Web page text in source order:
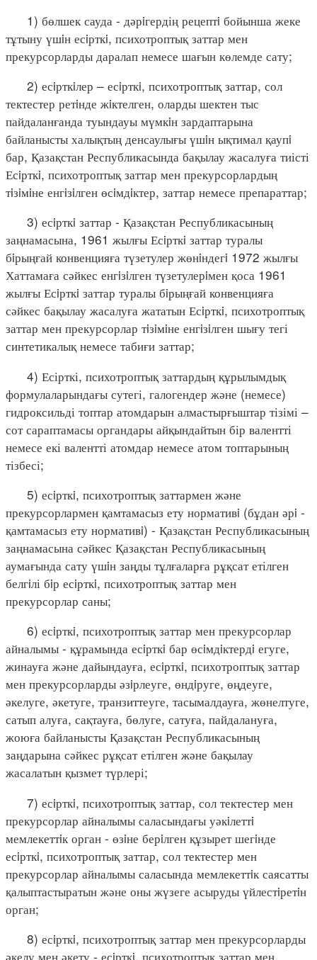
1) бөлшек сауда - дәрiгердің рецептi бойынша жеке
тұтыну үшiн есiрткi, психотроптық заттар мен
прекурсорларды даралап немесе шағын көлемде сату;
2) есiрткiлер – есiрткi, психотроптық заттар, сол
тектестер ретiнде жiктелген, оларды шектен тыс
пайдаланғанда туындауы мүмкiн зардаптарына
байланысты халықтың денсаулығы үшiн ықтимал қаупi
бар, Қазақстан Республикасында бақылау жасалуға тиісті
Есiрткi, психотроптық заттар мен прекурсорлардың
тiзiмiне енгiзiлген өсiмдiктер, заттар немесе препараттар;
3) есiрткi заттар - Қазақстан Республикасының
заңнамасына, 1961 жылғы Есiрткi заттар туралы
бiрыңғай конвенцияға түзетулер жөнiндегi 1972 жылғы
Хаттамаға сәйкес енгiзiлген түзетулерiмен қоса 1961
жылғы Есiрткi заттар туралы бiрыңғай конвенцияға
сәйкес бақылау жасалуға жататын Есiрткi, психотроптық
заттар мен прекурсорлар тiзiмiне енгiзiлген шығу тегі
синтетикалық немесе табиғи заттар;
4) Есірткі, психотроптық заттардың құрылымдық
формулаларындағы сутегі, галогендер және (немесе)
гидроксильді топтар атомдарын алмастырғыштар тізімі –
сот сараптамасы органдары айқындайтын бір валентті
немесе екі валентті атомдар немесе атом топтарының
тізбесі;
5) есiрткi, психотроптық заттармен және
прекурсорлармен қамтамасыз ету нормативi (бұдан әрi -
қамтамасыз ету нормативi) - Қазақстан Республикасының
заңнамасына сәйкес Қазақстан Республикасының
аумағында сату үшiн заңды тұлғаларға рұқсат етілген
белгiлі бiр есiрткi, психотроптық заттар мен
прекурсорлар саны;
6) есiрткi, психотроптық заттар мен прекурсорлар
айналымы - құрамында есiрткi бар өсiмдiктердi егуге,
жинауға және дайындауға, есiрткi, психотроптық заттар
мен прекурсорларды әзiрлеуге, өндiруге, өңдеуге,
әкелуге, әкетуге, транзиттеуге, тасымалдауға, жөнелтуге,
сатып алуға, сақтауға, бөлуге, сатуға, пайдалануға,
жоюға байланысты Қазақстан Республикасының
заңдарына сәйкес рұқсат етілген және бақылау
жасалатын қызмет түрлері;
7) есiрткi, психотроптық заттар, сол тектестер мен
прекурсорлар айналымы саласындағы уәкiлеттi
мемлекеттiк орган - өзiне берiлген құзырет шегiнде
есiрткi, психотроптық заттар, сол тектестер мен
прекурсорлар айналымы саласында мемлекеттiк саясатты
қалыптастыратын және оны жүзеге асыруды үйлестiретiн
орган;
8) есiрткi, психотроптық заттар мен прекурсорларды
әкелу мен әкету - есiрткi, психотроптық заттар мен